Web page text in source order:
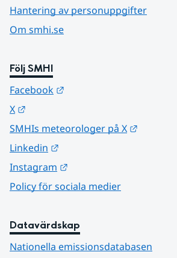
Hantering av personuppgifter
Om smhi.se
Följ SMHI
Facebook
X
SMHIs meteorologer på X
Linkedin
Instagram
Policy för sociala medier
Datavärdskap
Nationella emissionsdatabasen